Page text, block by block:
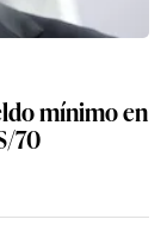
mínimo en
70